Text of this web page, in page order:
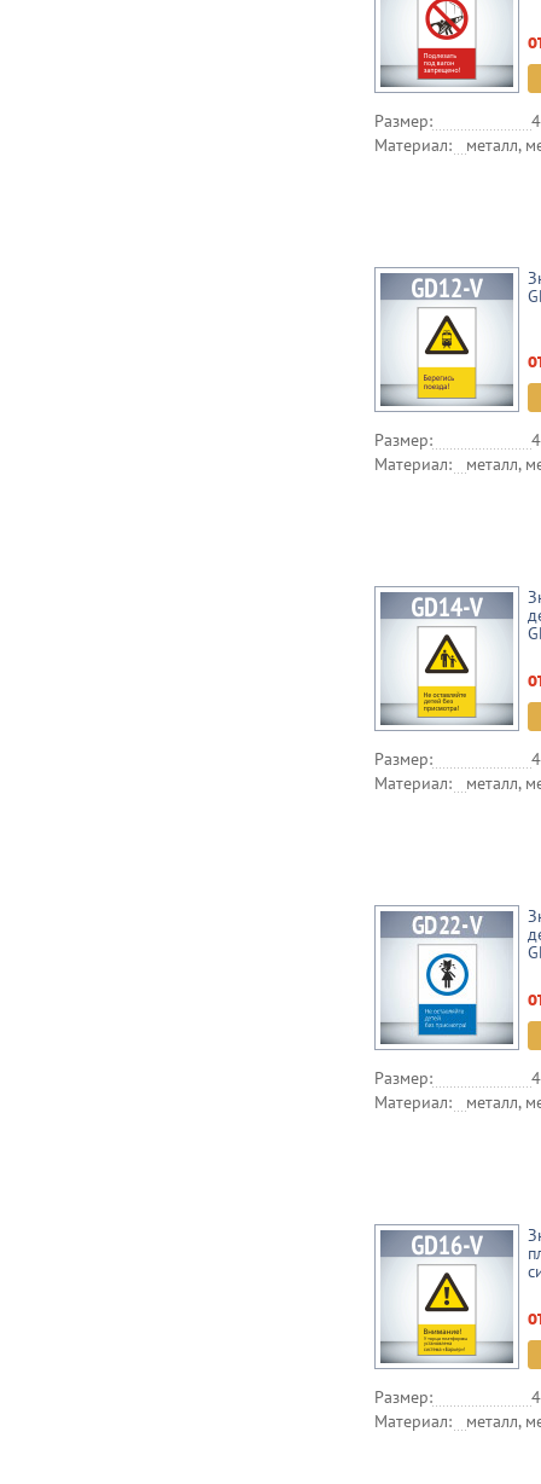
Размер:
Материал:
металл,
Размер:
Материал:
металл,
Размер:
Материал:
металл,
Размер:
Материал:
металл,
Размер:
Материал:
металл,